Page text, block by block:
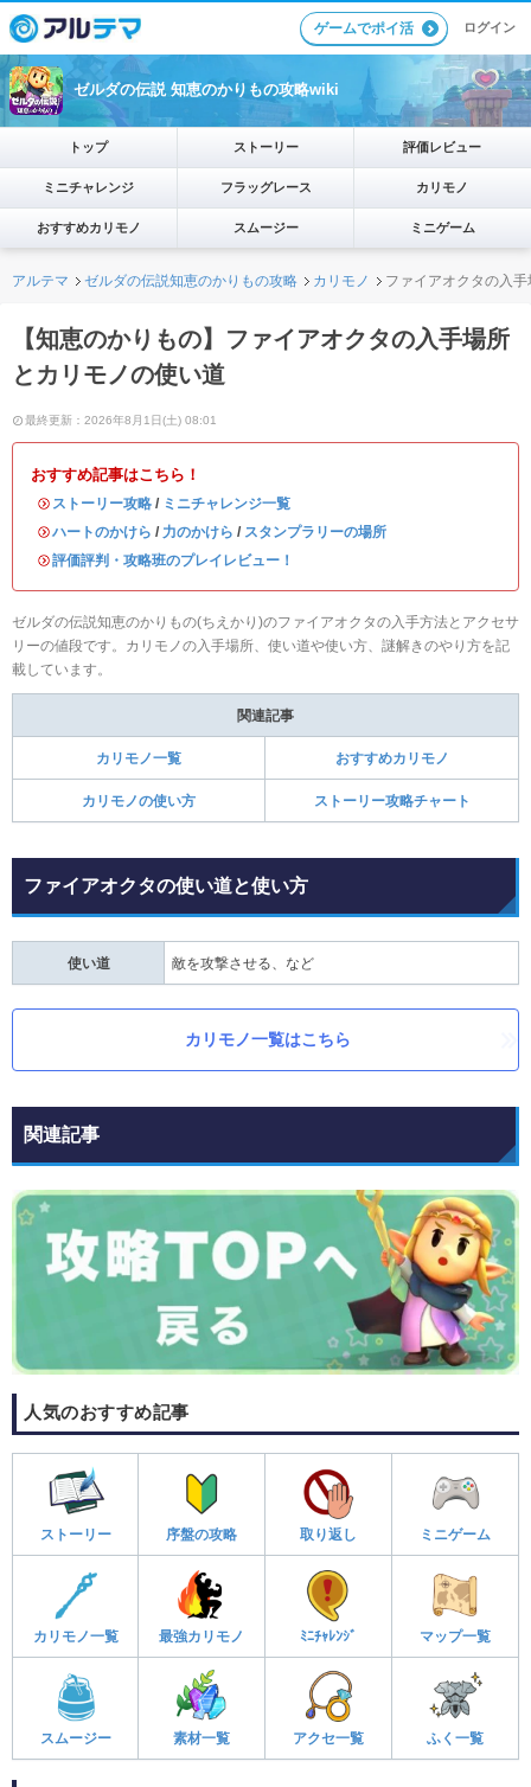
ゲームでポイ活 ログイン
ゼルダの伝説 知恵のかりもの攻略wiki
トップ ストーリー 評価レビュー
ミニチャレンジ フラッグレース カリモノ
おすすめカリモノ スムージー ミニゲーム
アルテマ ゼルダの伝説知恵のかりもの攻略 カリモノ ファイアオクタの入
【知恵のかりもの】ファイアオクタの入手場所
とカリモノの使い道
最終更新：2026年8月1日(土) 08:01
おすすめ記事はこちら！
・ ストーリー攻略 / ミニチャレンジ一覧
・ハートのかけら / 力のかけら / スタンプラリーの場所
・評価評判・攻略班のプレイレビュー！
ゼルダの伝説知恵のかりもの(ちえかり)のファイアオクタの入手方法とアクセサ
リーの値段です。カリモノの入手場所、使い道や使い方、謎解きのやり方を記
載しています。
関連記事
カリモノ一覧 おすすめカリモノ
カリモノの使い方 ストーリー攻略チャート
ファイアオクタの使い道と使い方
使い道 敵を攻撃させる、など
カリモノ一覧はこちら
関連記事
人気のおすすめ記事
ストーリー 序盤の攻略 取り返し ミニゲーム
カリモノ一覧 最強カリモノ ﾐﾆﾁｬﾚﾝｼﾞ マップ一覧
スムージー 素材一覧 アクセ一覧 ふく一覧